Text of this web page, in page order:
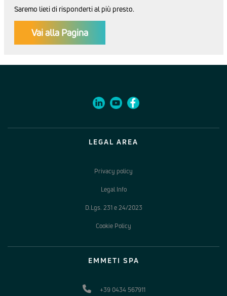
Saremo lieti di risponderti al più presto.
Vai alla Pagina
LEGAL AREA
Privacy policy
Legal Info
D.Lgs. 231 e 24/2023
Cookie Policy
EMMETI SPA
+39 0434 567911